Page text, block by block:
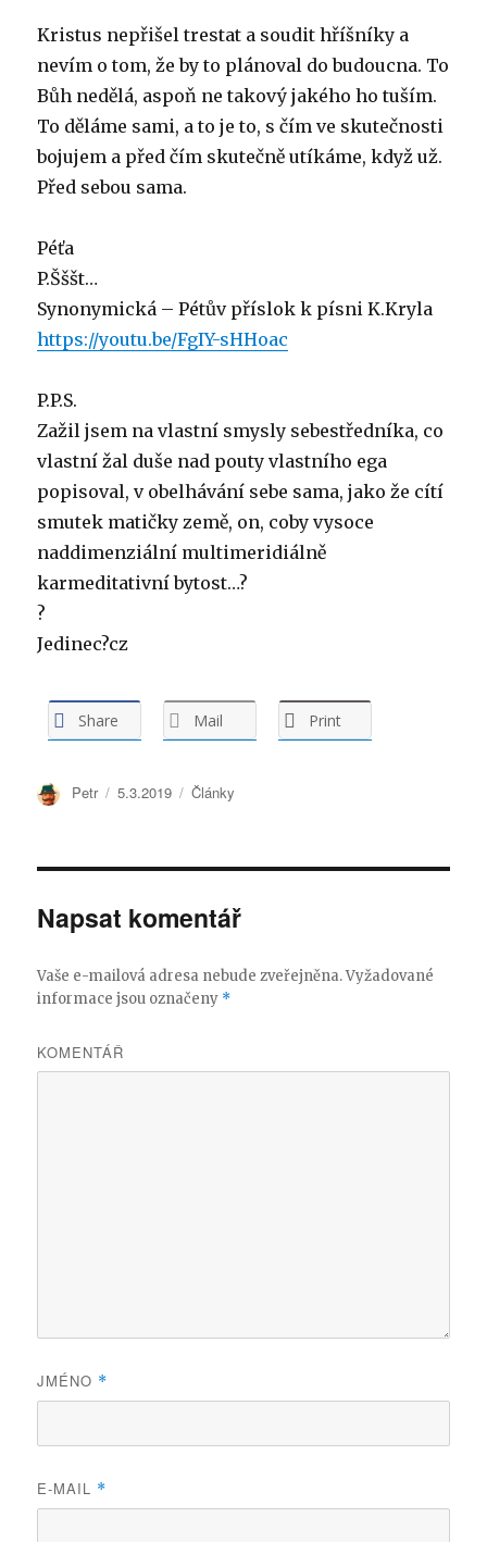
Kristus nepřišel trestat a soudit hříšníky a
nevím o tom, že by to plánoval do budoucna. To
Bůh nedělá, aspoň ne takový jakého ho tuším.
To děláme sami, a to je to, s čím ve skutečnosti
bojujem a před čím skutečně utíkáme, když už.
Před sebou sama.
Péťa
P.Šššt…
Synonymická – Pétův příslok k písni K.Kryla
https://youtu.be/FgIY-sHHoac
P.P.S.
Zažil jsem na vlastní smysly sebestředníka, co
vlastní žal duše nad pouty vlastního ega
popisoval, v obelhávání sebe sama, jako že cítí
smutek matičky země, on, coby vysoce
naddimenziální multimeridiálně
karmeditativní bytost…?
?
Jedinec?cz
Share Mail Print
Autor:
Petr Publikováno:
5.3.2019 Rubriky:
Články
Napsat komentář
Vaše e-mailová adresa nebude zveřejněna.Vyžadované
informace jsou označeny *
KOMENTÁŘ
JMÉNO *
E-MAIL *